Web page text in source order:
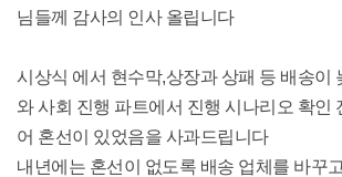
님들께 감사의 인사 올립니다
시상식 에서 현수막,상장과 상패 등 배송이
와 사회 진행 파트에서 진행 시나리오 확인
어 혼선이 있었음을 사과드립니다
내년에는 혼선이 없도록 배송 업체를 바꾸